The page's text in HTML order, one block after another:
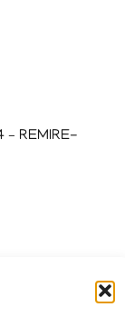
REMIRE-